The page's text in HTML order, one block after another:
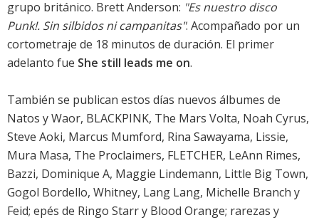
grupo británico. Brett Anderson: "Es nuestro disco
Punk!. Sin silbidos ni campanitas". Acompañado por un
cortometraje de 18 minutos de duración. El primer
adelanto fue She still leads me on.
También se publican estos días nuevos álbumes de
Natos y Waor, BLACKPINK, The Mars Volta, Noah Cyrus,
Steve Aoki, Marcus Mumford, Rina Sawayama, Lissie,
Mura Masa, The Proclaimers, FLETCHER, LeAnn Rimes,
Bazzi, Dominique A, Maggie Lindemann, Little Big Town,
Gogol Bordello, Whitney, Lang Lang, Michelle Branch y
Feid; epés de Ringo Starry Blood Orange; rarezas y